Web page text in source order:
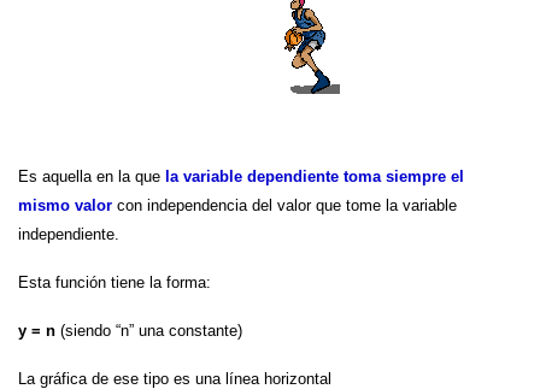
Es aquella en la que la variable dependiente toma siempre el
mismo valor con independencia del valor que tome la variable
independiente.
Esta función tiene la forma:
y = n (siendo “n” una constante)
La gráfica de ese tipo es una línea horizontal